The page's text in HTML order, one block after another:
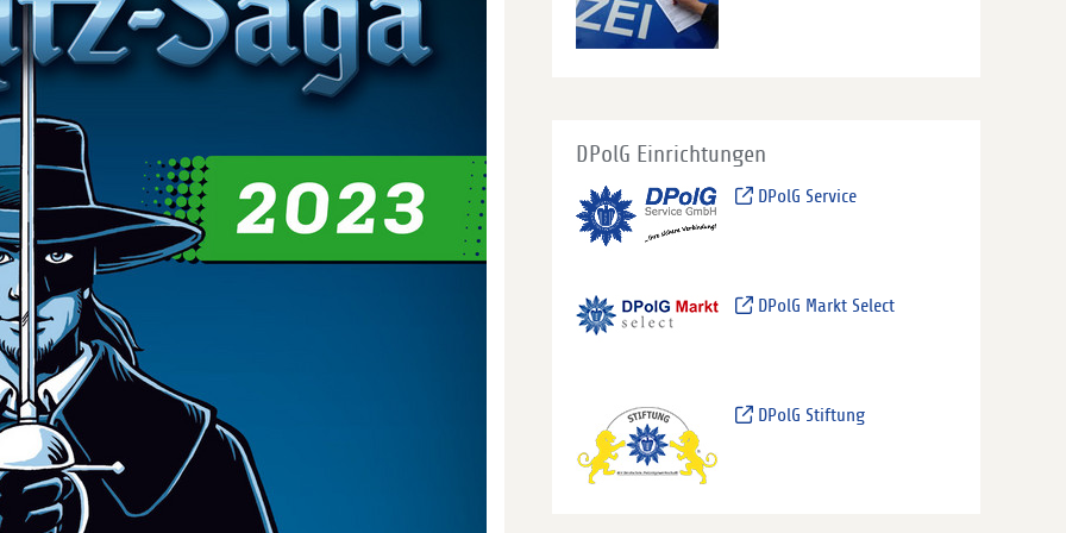
DPolG Einrichtungen
DPolG Service
DPolG Markt Select
DPolG Stiftung